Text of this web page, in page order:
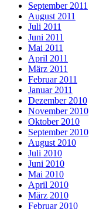
September 2011
August 2011
Juli 2011
Juni 2011
Mai 2011
April 2011
März 2011
Februar 2011
Januar 2011
Dezember 2010
November 2010
Oktober 2010
September 2010
August 2010
Juli 2010
Juni 2010
Mai 2010
April 2010
März 2010
Februar 2010